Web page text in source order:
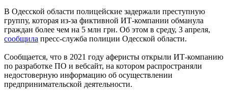
В Одесской области полицейские задержали преступную
группу, которая из-за фиктивной ИТ-компании обманула
граждан более чем на 5 млн грн. Об этом в среду, 3 апреля,
сообщила пресс-служба полиции Одесской области.
Сообщается, что в 2021 году аферисты открыли ИТ-компанию
по разработке ПО и вебсайт, на котором распространяли
недостоверную информацию об осуществлении
предпринимательской деятельности.